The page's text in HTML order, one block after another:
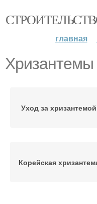
главная
Хризантемы
Уход за хризантемой
Корейская